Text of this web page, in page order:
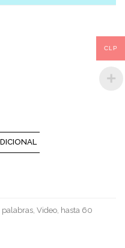
Video, hasta 60
CLP